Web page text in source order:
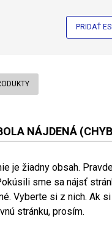
PRIDAŤ
NÁJDENÁ
je žiadny obsah.
sme sa nájsť
Vyberte si z nich. Ak
stránku, prosím.